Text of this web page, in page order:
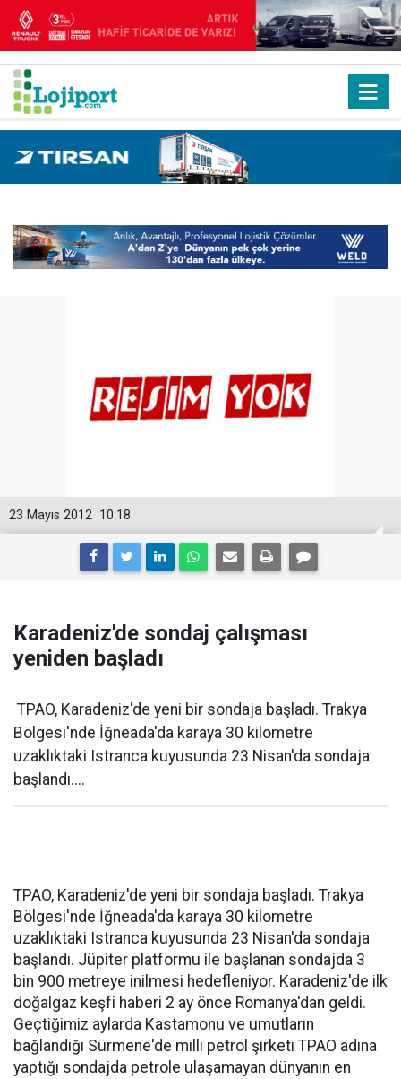
10:18
23 Mayıs 2012
Karadeniz'de sondaj çalışması
yeniden başladı
TPAO, Karadeniz'de yeni bir sondaja başladı. Trakya
Bölgesi'nde İğneada'da karaya 30 kilometre
uzaklıktaki Istranca kuyusunda 23 Nisan'da sondaja
başlandı....
TPAO, Karadeniz'de yeni bir sondaja başladı. Trakya
Bölgesi'nde İğneada'da karaya 30 kilometre
uzaklıktaki Istranca kuyusunda 23 Nisan'da sondaja
başlandı. Jüpiter platformu ile başlanan sondajda 3
bin 900 metreye inilmesi hedefleniyor. Karadeniz'de ilk
doğalgaz keşfi haberi 2 ay önce Romanya'dan geldi.
Geçtiğimiz aylarda Kastamonu ve umutların
bağlandığı Sürmene'de milli petrol şirketi TPAO adına
yaptığı sondajda petrole ulaşamayan dünyanın en